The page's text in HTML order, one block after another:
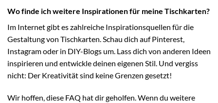
Wo finde ich weitere Inspirationen für meine Tischkarten?
Im Internet gibt es zahlreiche Inspirationsquellen für die
Gestaltung von Tischkarten. Schau dich auf Pinterest,
Instagram oder in DIY-Blogs um. Lass dich von anderen Ideen
inspirieren und entwickle deinen eigenen Stil. Und vergiss
nicht: Der Kreativität sind keine Grenzen gesetzt!
Wir hoffen, diese FAQ hat dir geholfen. Wenn du weitere